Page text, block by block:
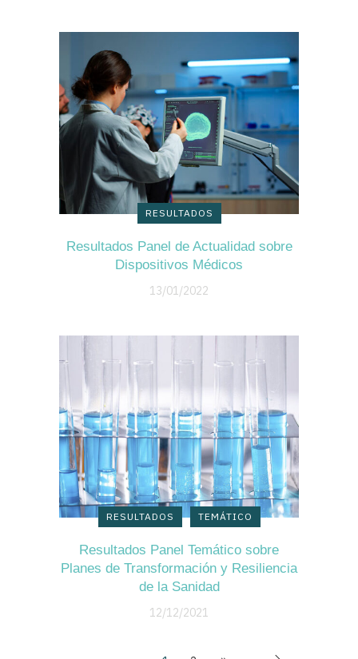
RESULTADOS
Resultados Panel de Actualidad sobre
Dispositivos Médicos
13/01/2022
RESULTADOS TEMÁTICO
Resultados Panel Temático sobre
Planes de Transformación y Resiliencia
de la Sanidad
12/12/2021